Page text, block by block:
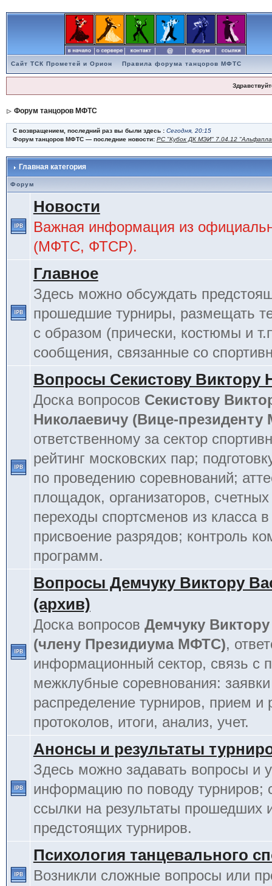
Сайт ТСК Прометей и Орион Правила форума танцоров МФТС
Форум танцоров МФТС
С возвращением, последний раз вы были здесь : Сегодня, 20:15
Форум танцоров МФТС — последние новости: РС "Кубок ДК МЭИ" 7.04.12
Главная категория
Форум
Новости
Важная информация из
(МФТС, ФТСР).
Главное
Здесь можно обсуждать
прошедшие турниры, размещать
с образом (прически, костюмы и
сообщения, связанные со
Вопросы Секистову Виктору
Доска вопросов Секистову
Николаевичу (Вице-
ответственному за сектор
рейтинг московских пар;
по проведению соревнований;
площадок, организаторов,
переходы спортсменов из класса в
присвоение разрядов; контроль
программ.
Вопросы Демчуку Виктору
(архив)
Доска вопросов Демчуку
(члену Президиума МФТС),
информационный сектор, связь с
межклубные соревнования:
распределение турниров, прием и
протоколов, итоги, анализ, учет.
Анонсы и результаты
Здесь можно задавать вопросы и
информацию по поводу турниров;
ссылки на результаты прошедших
предстоящих турниров.
Психология танцевального
Возникли сложные вопросы или